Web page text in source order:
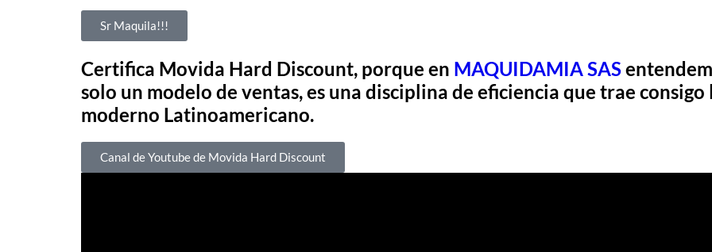
Sr Maquila!!!
Certifica Movida Hard Discount, porque en MAQUIDAMIA SAS
solo un modelo de ventas, es una disciplina de eficiencia que trae
moderno Latinoamericano.
Canal de Youtube de Movida Hard Discount